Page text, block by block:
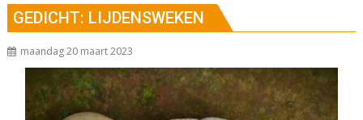
GEDICHT: LIJDENSWEKEN
maandag 20 maart 2023